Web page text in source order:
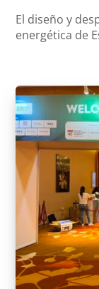
El diseño y
energética de